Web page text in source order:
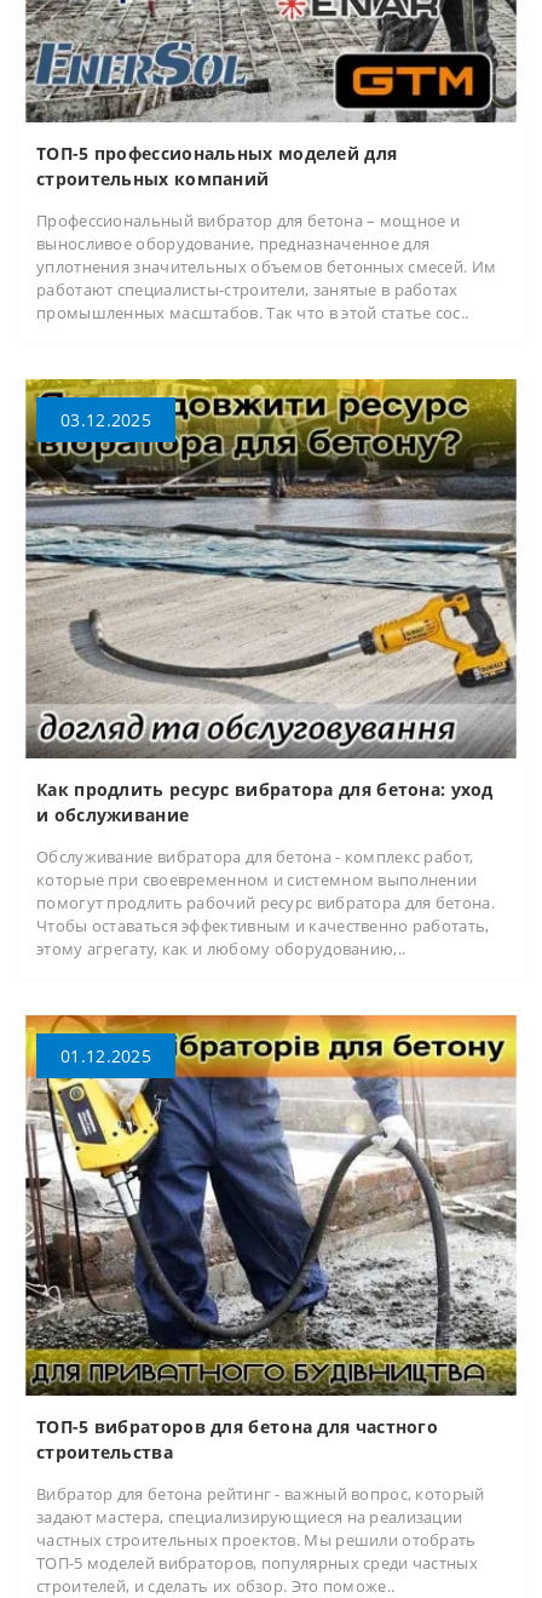
ТОП-5 профессиональных моделей для
строительных компаний
Профессиональный вибратор для бетона – мощное и
выносливое оборудование, предназначенное для
уплотнения значительных объемов бетонных смесей. Им
работают специалисты-строители, занятые в работах
промышленных масштабов. Так что в этой статье сос..
03.12.2025
Как продлить ресурс вибратора для бетона: уход
и обслуживание
Обслуживание вибратора для бетона - комплекс работ,
которые при своевременном и системном выполнении
помогут продлить рабочий ресурс вибратора для бетона.
Чтобы оставаться эффективным и качественно работать,
этому агрегату, как и любому оборудованию,..
01.12.2025
ТОП-5 вибраторов для бетона для частного
строительства
Вибратор для бетона рейтинг - важный вопрос, который
задают мастера, специализирующиеся на реализации
частных строительных проектов. Мы решили отобрать
ТОП-5 моделей вибраторов, популярных среди частных
строителей, и сделать их обзор. Это поможе..